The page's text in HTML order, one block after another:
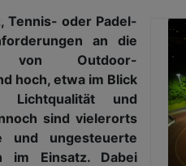
Tennis- oder Padel-
an die
von Outdoor-
hoch, etwa im Blick
Lichtqualität und
sind vielerorts
und ungesteuerte
im Einsatz. Dabei